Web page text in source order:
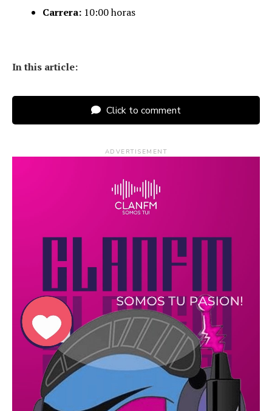
Carrera: 10:00 horas
In this article:
Click to comment
ADVERTISEMENT